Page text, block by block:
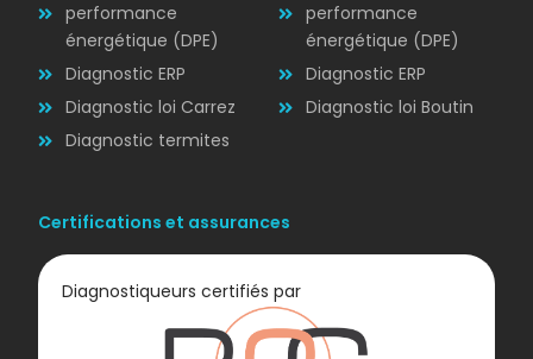
performance
énergétique (DPE)
Diagnostic ERP
Diagnostic loi Carrez
Diagnostic termites
performance
énergétique (DPE)
Diagnostic ERP
Diagnostic loi Boutin
Certifications et assurances
Diagnostiqueurs certifiés par